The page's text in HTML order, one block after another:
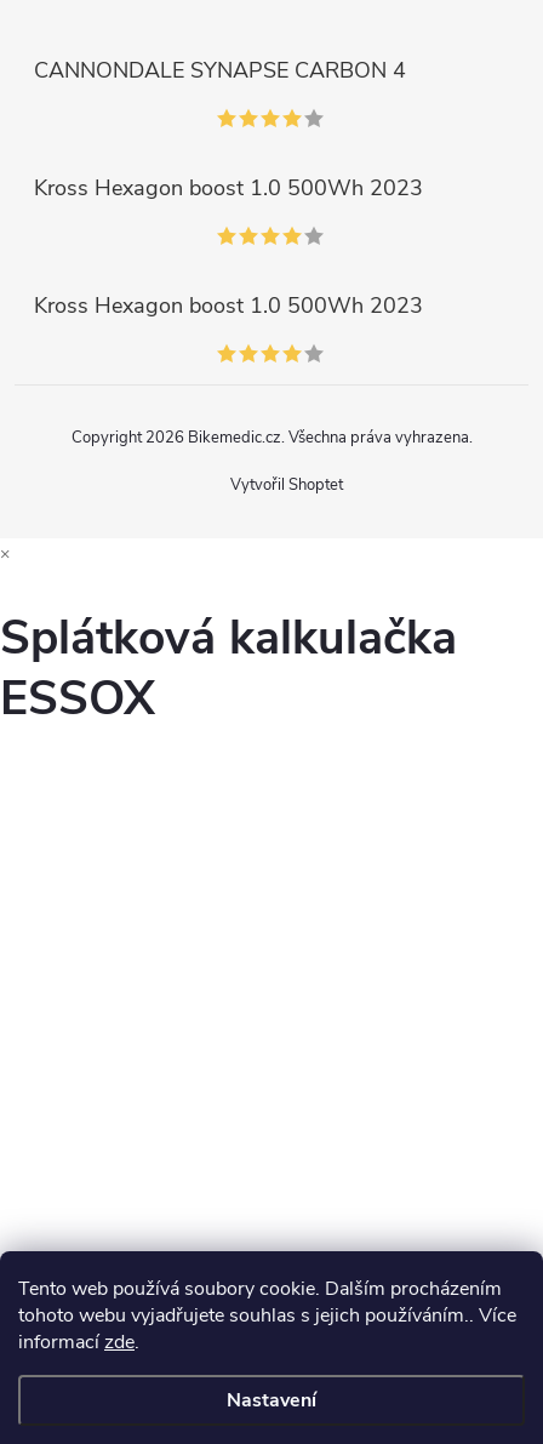
Tento web používá soubory cookie. Dalším procházením
tohoto webu vyjadřujete souhlas s jejich používáním.. Více
informacízde.
Nastavení
CANNONDALE SYNAPSE CARBON 4
Kross Hexagon boost 1.0 500Wh 2023
Kross Hexagon boost 1.0 500Wh 2023
Vytvořil Shoptet
Copyright 2026 Bikemedic.cz. Všechna práva vyhrazena.
×
Splátková kalkulačka
ESSOX